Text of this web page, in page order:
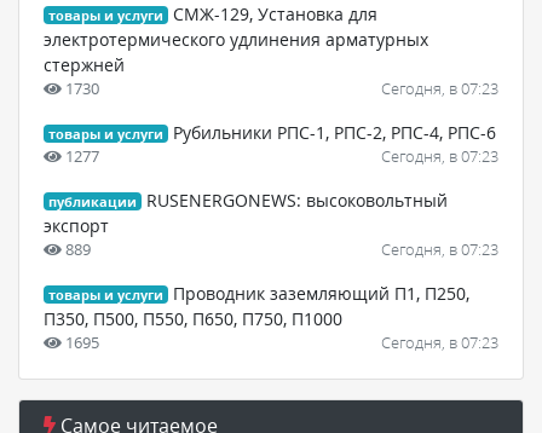
товары и услуги
СМЖ-129, Установка для
электротермического удлинения арматурных
стержней
1730 Сегодня, в 07:23
товары и услуги Рубильники РПС-1, РПС-2, РПС-4, РПС-6
1277 Сегодня, в 07:23
публикации
RUSENERGONEWS: высоковольтный
экспорт
889 Сегодня, в 07:23
товары и услуги
Проводник заземляющий П1, П250,
П350, П500, П550, П650, П750, П1000
1695 Сегодня, в 07:23
Самое читаемое